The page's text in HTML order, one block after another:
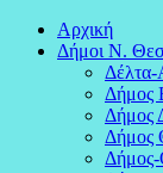
Αρχική
Δήμοι Ν.
Δέλτα-
Δήμος
Δήμος
Δήμος